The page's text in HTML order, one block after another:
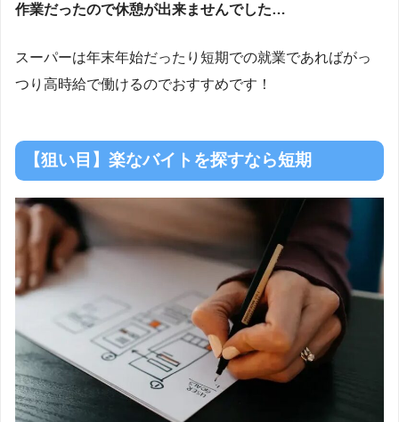
作業だったので休憩が出来ませんでした…
スーパーは年末年始だったり短期での就業であればがっ
つり高時給で働けるのでおすすめです！
【狙い目】楽なバイトを探すなら短期